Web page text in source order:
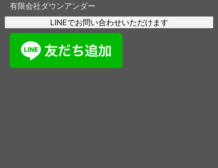
有限会社ダウンアンダー
LINEでお問い合わせいただけます